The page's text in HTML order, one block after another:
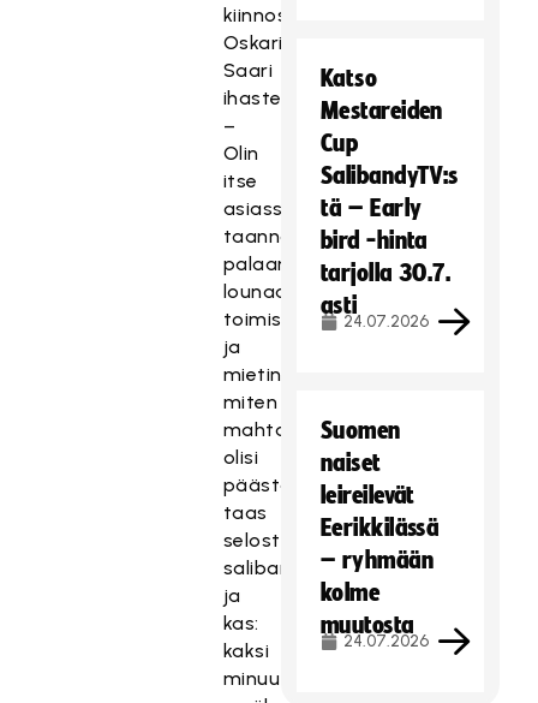
kiinnostaa,
Oskari
Saari
ihastelee.
–
Olin
itse
asiassa
taannoin
palaamassa
lounaalta
toimistolle
ja
mietin,
miten
mahtavaa
olisi
päästä
taas
selostamaan
salibandya,
ja
kas:
kaksi
minuuttia
Katso
Mestareiden
Cup
SalibandyTV:s
tä – Early
bird -hinta
tarjolla 30.7.
asti
24.07.2026
Suomen
naiset
leireilevät
Eerikkilässä
– ryhmään
kolme
muutosta
24.07.2026